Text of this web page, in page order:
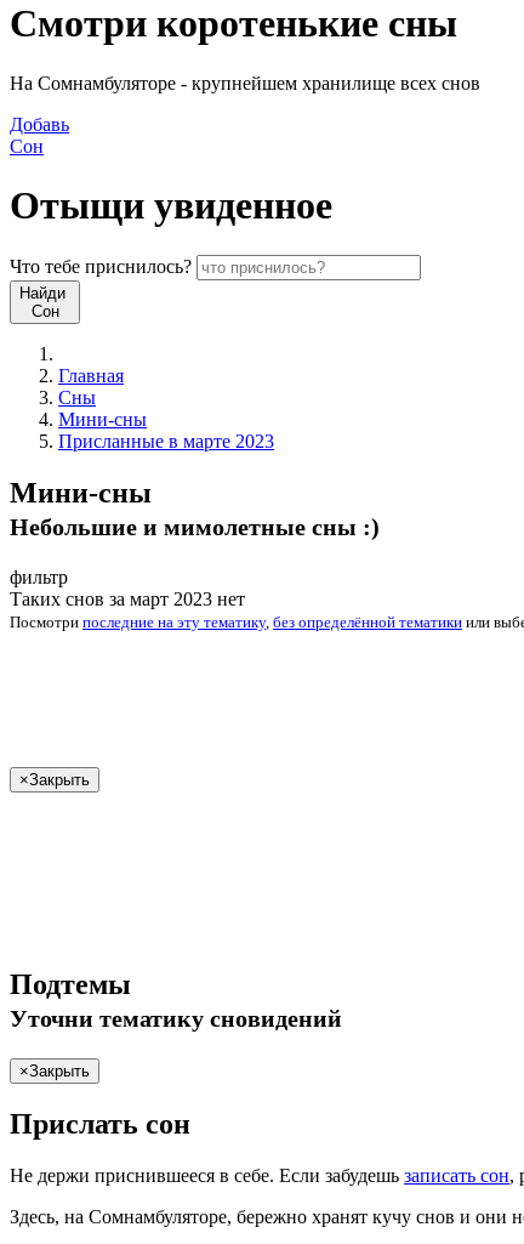
Смотри коротенькие сны
На Сомнамбуляторе - крупнейшем хранилище всех снов
Добавь
Сон
Отыщи увиденное
Что тебе приснилось?
Найди
Сон
Главная
Сны
Мини-сны
Присланные в марте 2023
Мини-сны
Небольшие и мимолетные сны :)
фильтр
Таких снов за март 2023 нет
Посмотри последние на эту тематику, без определённой тематики или
×Закрыть
Подтемы
Уточни тематику сновидений
×Закрыть
Прислать сон
Не держи приснившееся в себе. Если забудешь записать сон,
Здесь, на Сомнамбуляторе, бережно хранят кучу снов и они